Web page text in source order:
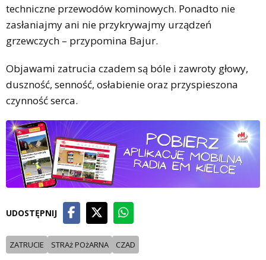
techniczne przewodów kominowych. Ponadto nie
zasłaniajmy ani nie przykrywajmy urządzeń
grzewczych – przypomina Bajur.
Objawami zatrucia czadem są bóle i zawroty głowy,
duszność, senność, osłabienie oraz przyspieszona
czynność serca.
UDOSTĘPNIJ
ZATRUCIE STRAż POżARNA CZAD